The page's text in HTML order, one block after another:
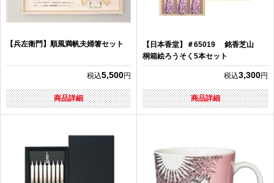
【兵左衛門】順風満帆夫婦箸セット
税込5,500円
商品詳細
【日本香堂】＃65019 銘香芝山
桐箱絵ろうそく5本セット
税込3,300円
商品詳細